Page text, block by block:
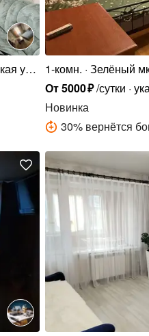
ул.,
1-комн. Зелёный
От5000₽/сутки
Новинка
30% вернётся